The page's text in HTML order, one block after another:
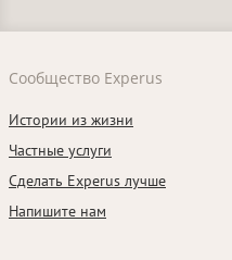
Сообщество Experus
Истории из жизни
Частные услуги
Сделать Experus лучше
Напишите нам